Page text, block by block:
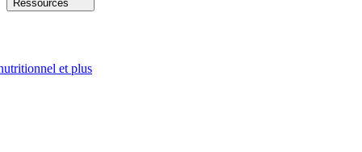
Ressources
et plus